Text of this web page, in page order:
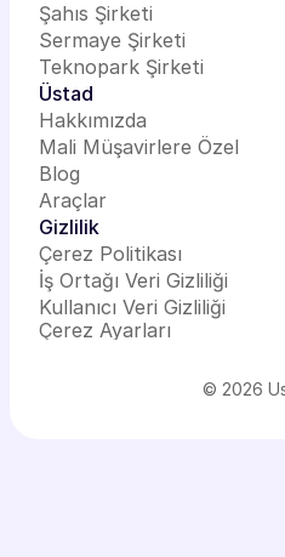
Şahıs Şirketi
Sermaye Şirketi
Teknopark Şirketi
Üstad
Hakkımızda
Mali Müşavirlere Özel
Blog
Araçlar
Gizlilik
Çerez Politikası
İş Ortağı Veri Gizliliği
Kullanıcı Veri Gizliliği
Çerez Ayarları
© 2026